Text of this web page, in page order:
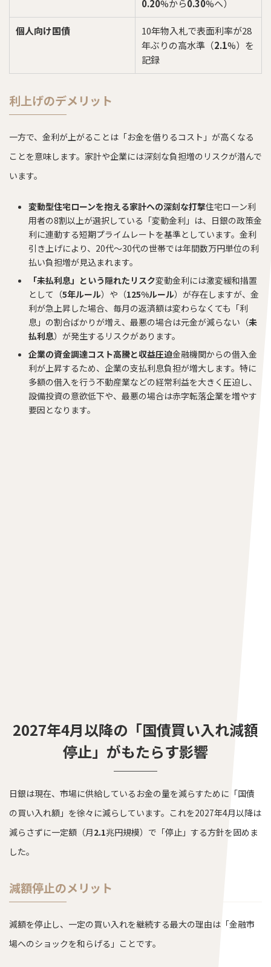
0.20%から0.30%へ）
個人向け国債
10年物入札で表面利率が28
年ぶりの高水準（2.1%）を
記録
利上げのデメリット
一方で、金利が上がることは「お金を借りるコスト」が高くなる
ことを意味します。家計や企業には深刻な負担増のリスクが潜んで
います。
変動型住宅ローンを抱える家計への深刻な打撃住宅ローン利
用者の8割以上が選択している「変動金利」は、日銀の政策金
利に連動する短期プライムレートを基準としています。金利
引き上げにより、20代〜30代の世帯では年間数万円単位の利
払い負担増が見込まれます。
「未払利息」という隠れたリスク変動金利には激変緩和措置
として（5年ルール）や（125%ルール）が存在しますが、金
利が急上昇した場合、毎月の返済額は変わらなくても「利
息」の割合ばかりが増え、最悪の場合は元金が減らない（未
払利息）が発生するリスクがあります。
企業の資金調達コスト高騰と収益圧迫金融機関からの借入金
利が上昇するため、企業の支払利息負担が増大します。特に
多額の借入を行う不動産業などの経常利益を大きく圧迫し、
設備投資の意欲低下や、最悪の場合は赤字転落企業を増やす
要因となります。
2027年4月以降の「国債買い入れ減額
停止」がもたらす影響
日銀は現在、市場に供給しているお金の量を減らすために「国債
の買い入れ額」を徐々に減らしています。これを2027年4月以降は
減らさずに一定額（月2.1兆円規模）で「停止」する方針を固めま
した。
減額停止のメリット
減額を停止し、一定の買い入れを継続する最大の理由は「金融市
場へのショックを和らげる」ことです。